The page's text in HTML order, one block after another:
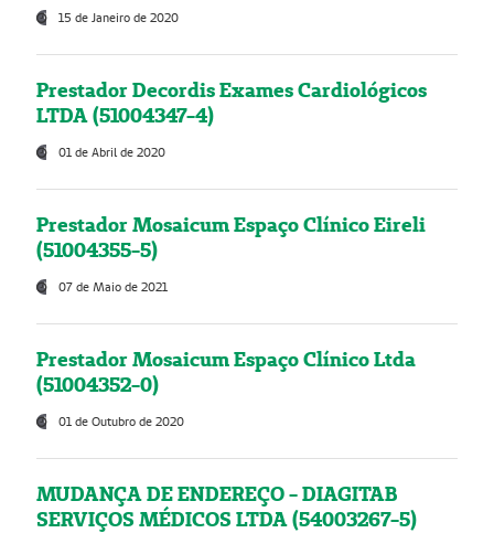
15 de Janeiro de 2020
Prestador Decordis Exames Cardiológicos
LTDA (51004347-4)
01 de Abril de 2020
Prestador Mosaicum Espaço Clínico Eireli
(51004355-5)
07 de Maio de 2021
Prestador Mosaicum Espaço Clínico Ltda
(51004352-0)
01 de Outubro de 2020
MUDANÇA DE ENDEREÇO - DIAGITAB
SERVIÇOS MÉDICOS LTDA (54003267-5)